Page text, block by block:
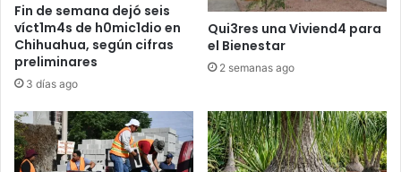
Fin de semana dejó seis
víct1m4s de h0mic1dio en
Chihuahua, según cifras
preliminares
3 días ago
Qui3res una Viviend4 para
el Bienestar
2 semanas ago